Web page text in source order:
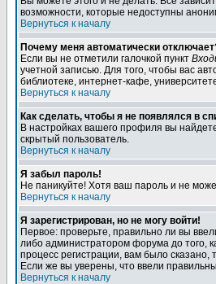
возможности, которые недоступны
Вернуться к началу
Почему меня автоматически
Если вы не отметили галочкой пункт
учетной записью. Для того, чтобы вас
библиотеке, интернет-кафе,
Вернуться к началу
Как сделать, чтобы я не появлялся в
В настройках вашего профиля вы
скрытый пользователь.
Вернуться к началу
Я забыл пароль!
Не паникуйте! Хотя ваш пароль и не
Вернуться к началу
Я зарегистрирован, но не могу войти!
Первое: проверьте, правильно ли вы
либо администратором форума до того,
процесс регистрации, вам было сказано,
Если же вы уверены, что ввели
Вернуться к началу